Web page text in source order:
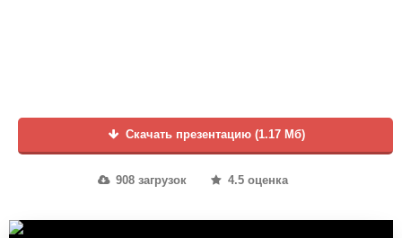
Скачать презентацию (1.17 Мб)
908 загрузок 4.5 оценка